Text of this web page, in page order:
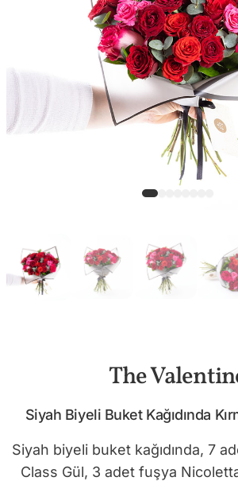
The
Siyah Biyeli Buket Kağıdında
Siyah biyeli buket kağıdında, 7
Class Gül, 3 adet fuşya